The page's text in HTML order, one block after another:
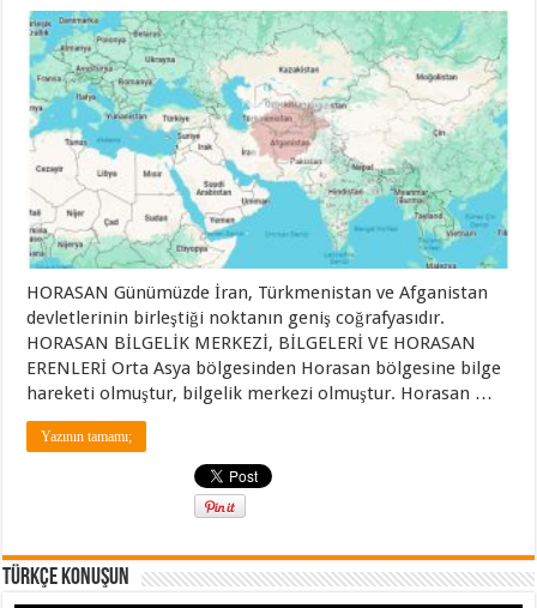
HORASAN Günümüzde İran, Türkmenistan ve Afganistan
devletlerinin birleştiği noktanın geniş coğrafyasıdır.
HORASAN BİLGELİK MERKEZİ, BİLGELERİ VE HORASAN
ERENLERİ Orta Asya bölgesinden Horasan bölgesine bilge
hareketi olmuştur, bilgelik merkezi olmuştur. Horasan …
Yazının tamamı;
TÜRKÇE KONUŞUN